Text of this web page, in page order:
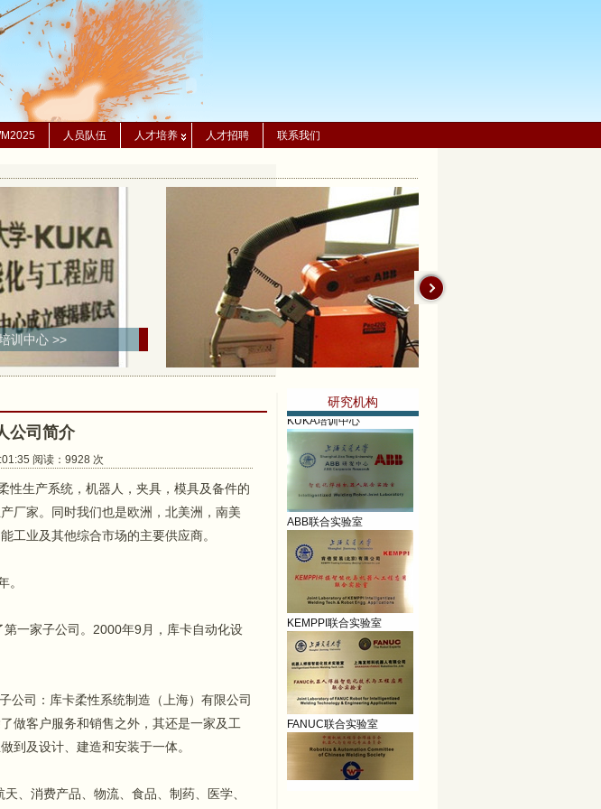
人员队伍 人才培养 人才招聘 联系我们
训中心 >>
公司简介
阅读：9928 次
生产系统，机器人，夹具，模具及备件的
厂家。同时我们也是欧洲，北美洲，南美
工业及其他综合市场的主要供应商。
。
一家子公司。2000年9月，库卡自动化设
司：库卡柔性系统制造（上海）有限公司
做客户服务和销售之外，其还是一家及工
到及设计、建造和安装于一体。
、消费产品、物流、食品、制药、医学、
研究机构
棕橙智造(上海)机器人有限
KUKA联合实验室
KUKA培训中心
ABB联合实验室
KEMPPI联合实验室
FANUC联合实验室